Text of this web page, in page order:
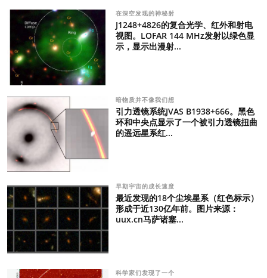
在深空发现的神秘射
J1248+4826的复合光学、红外和射电
视图。LOFAR 144 MHz发射以绿色显
示，显示出漫射...
暗物质并不像我们想
引力透镜系统JVAS B1938+666。黑色
环和中央点显示了一个被引力透镜扭曲
的遥远星系红...
早期宇宙的成长速度
最近发现的18个尘埃星系（红色标示）
形成于近130亿年前。图片来源：
uux.cn马萨诸塞...
科学家们发现了一个